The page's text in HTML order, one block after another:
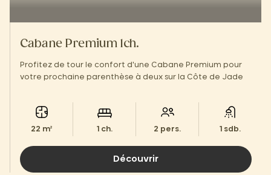
Cabane Premium 1ch.
Profitez de tour le confort d'une Cabane Premium pour
votre prochaine parenthèse à deux sur la Côte de Jade
22 m² 1 ch. 2 pers. 1 sdb.
Découvrir